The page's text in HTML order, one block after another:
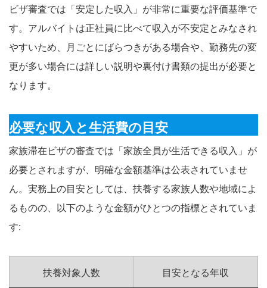
ビザ審査では「安定した収入」が非常に重要な評価基準で
す。アルバイトは正社員に比べて収入が不安定とみなされ
やすいため、月ごとにばらつきがある場合や、勤務先の変
更が多い場合には詳しい説明や裏付け書類の提出が必要と
なります。
必要な収入と生活費の目安
家族滞在ビザの審査では「家族全員が生活できる収入」が
必要とされますが、明確な金額基準は公表されていませ
ん。実務上の目安としては、扶養する家族人数や地域によ
るものの、以下のような金額がひとつの指標とされていま
す:
扶養対象人数 目安となる年収